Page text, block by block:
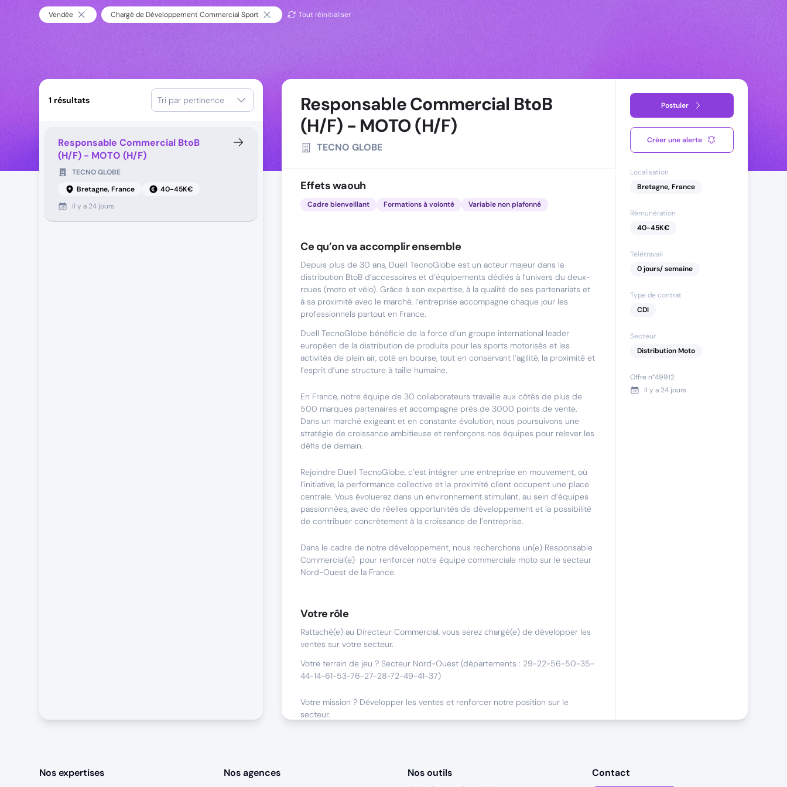
Vendée Chargé de Développement Commercial Sport Tout réinitialiser
1 résultats Tri par pertinence
Responsable Commercial BtoB
(H/F) - MOTO (H/F)
TECNO GLOBE
Bretagne, France
40-45K€
Il y a 24 jours
Responsable Commercial BtoB
(H/F) - MOTO (H/F)
TECNO GLOBE
Effets waouh
Cadre bienveillant Formations à volonté Variable non plafonné
Ce qu’on va accomplir ensemble
Depuis plus de 30 ans, Duell TecnoGlobe est un acteur majeur dans la
distribution BtoB d’accessoires et d’équipements dédiés à l’univers du deux-
roues (moto et vélo). Grâce à son expertise, à la qualité de ses partenariats et
à sa proximité avec le marché, l’entreprise accompagne chaque jour les
professionnels partout en France.
Duell TecnoGlobe bénéficie de la force d’un groupe international leader
européen de la distribution de produits pour les sports motorisés et les
activités de plein air, coté en bourse, tout en conservant l’agilité, la proximité et
l’esprit d’une structure à taille humaine.
En France, notre équipe de 30 collaborateurs travaille aux côtés de plus de
500 marques partenaires et accompagne près de 3000 points de vente.
Dans un marché exigeant et en constante évolution, nous poursuivons une
stratégie de croissance ambitieuse et renforçons nos équipes pour relever les
défis de demain.
Rejoindre Duell TecnoGlobe, c’est intégrer une entreprise en mouvement, où
l’initiative, la performance collective et la proximité client occupent une place
centrale. Vous évoluerez dans un environnement stimulant, au sein d’équipes
passionnées, avec de réelles opportunités de développement et la possibilité
de contribuer concrètement à la croissance de l’entreprise.
Dans le cadre de notre développement, nous recherchons un(e) Responsable
Commercial(e) pour renforcer notre équipe commerciale moto sur le secteur
Nord-Ouest de la France.
Votre rôle
Rattaché(e) au Directeur Commercial, vous serez chargé(e) de développer les
ventes sur votre secteur.
Votre terrain de jeu ? Secteur Nord-Ouest (départements : 29-22-56-50-35-
44-14-61-53-76-27-28-72-49-41-37)
Votre mission ? Développer les ventes et renforcer notre position sur le
secteur.
Postuler
Créer une alerte
Localisation
Bretagne, France
Rémunération
40-45K€
Télétravail
0 jours/ semaine
Type de contrat
CDI
Secteur
Distribution Moto
Offre n°49912
Il y a 24 jours
Nos expertises
Nos agences
Nos outils
Contact